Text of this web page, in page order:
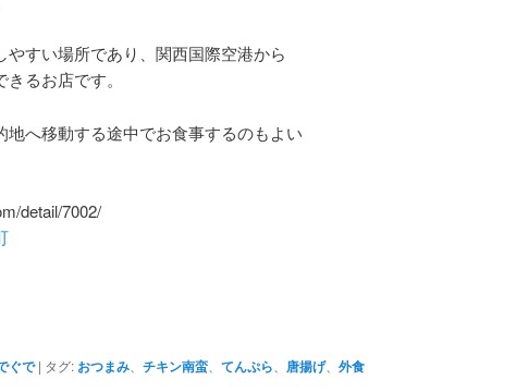
やすい場所であり、関西国際空港から
るお店です。
地へ移動する途中でお食事するのもよい
detail/7002/
ぐで | タグ: おつまみ 、チキン南蛮 、てんぷら 唐揚げ、外食